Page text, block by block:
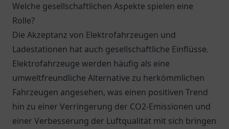
Welche gesellschaftlichen Aspekte spielen eine
Rolle?
Die Akzeptanz von Elektrofahrzeugen und
Ladestationen hat auch gesellschaftliche Einflüsse.
Elektrofahrzeuge werden häufig als eine
umweltfreundliche Alternative zu herkömmlichen
Fahrzeugen angesehen, was einen positiven Trend
hin zu einer Verringerung der CO2-Emissionen und
einer Verbesserung der Luftqualität mit sich bringen